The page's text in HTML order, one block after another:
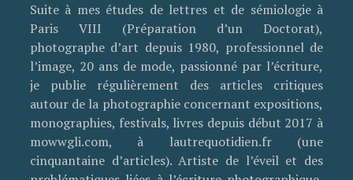
Suite à mes études de lettres et de sémiologie à
Paris VIII (Préparation d’un Doctorat),
photographe d’art depuis 1980, professionnel de
l’image, 20 ans de mode, passionné par l’écriture,
je publie régulièrement des articles critiques
autour de la photographie concernant expositions,
monographies, festivals, livres depuis début 2017 à
mowwgli.com, à lautrequotidien.fr (une
cinquantaine d’articles). Artiste de l’éveil et des